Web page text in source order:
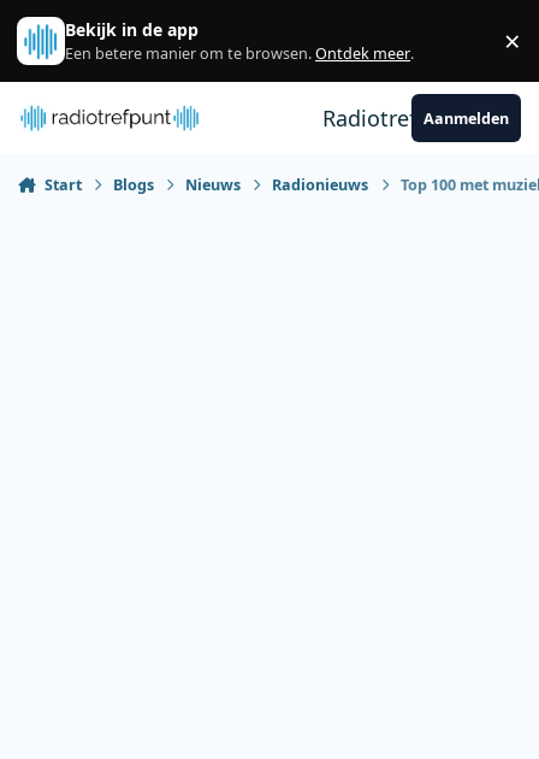
Spring naar bijdragen
Bekijk in de app
Een betere manier om te browsen.Ontdek meer. ×
RadiotrefpuntAanmelden
Start Blogs Nieuws Radionieuws Top 100 met